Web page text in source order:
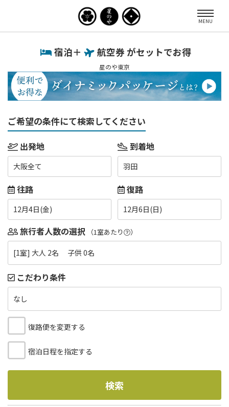
MENU
宿泊＋ 航空券 がセットでお得
星のや東京
ご希望の条件にて検索してください
出発地
大阪全て
到着地
羽田
往路
12月4日(金)
復路
12月6日(日)
旅行者人数の選択 （1室あたり ）
[1室] 大人 2名 子供 0名
こだわり条件
なし
復路便を変更する
宿泊日程を指定する
検索